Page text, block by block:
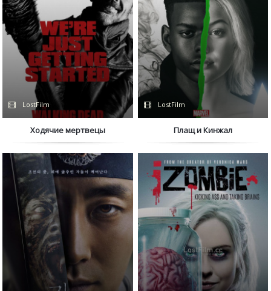
LostFilm
Ходячие мертвецы
LostFilm
Плащ и Кинжал